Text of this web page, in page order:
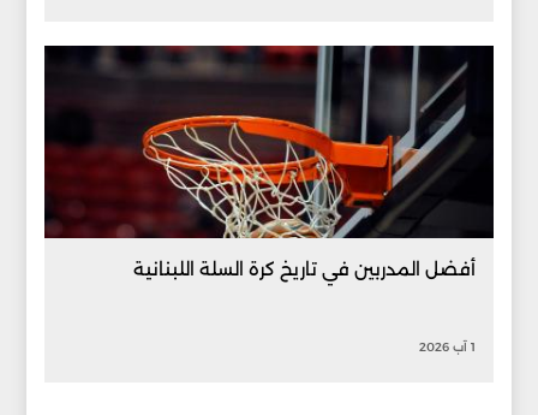
أفضل المدربين في تاريخ كرة السلة اللبنانية
1 آب 2026